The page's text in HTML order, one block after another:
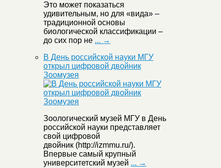
Это может показаться
удивительным, но для «вида» –
традиционной основы
биологической классификации –
до сих пор не ... →
В День российской науки МГУ
открыл цифровой двойник
Зоомузея
Зоологический музей МГУ в День
российской науки представляет
свой цифровой
двойник (http://izmmu.ru/).
Впервые самый крупный
университетский музей ... →